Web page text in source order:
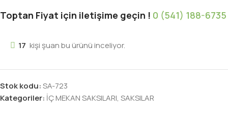
Toptan Fiyat için iletişime geçin ! 0 (541) 188-6735
17 kişi şuan bu ürünü inceliyor.
Stok kodu:SA-723
Kategoriler: İÇ MEKAN SAKSILARI, SAKSILAR